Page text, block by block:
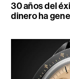
30 años del
dinero ha